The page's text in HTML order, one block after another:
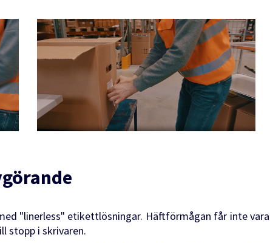
"linerless" etikettlösningar. Häftförmågan får inte
stopp i skrivaren.